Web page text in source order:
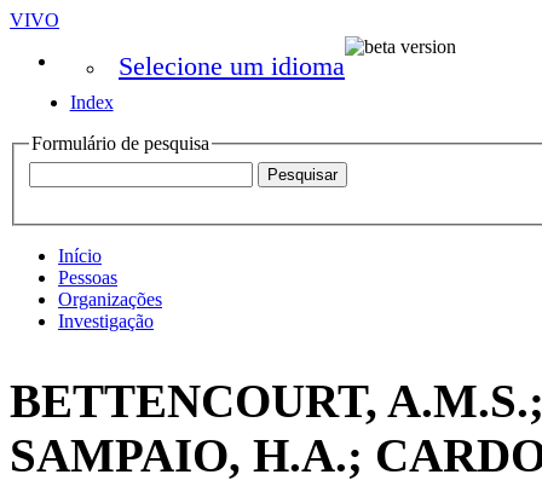
VIVO
Selecione um idioma
Index
Formulário de pesquisa
Início
Pessoas
Organizações
Investigação
BETTENCOURT,
SAMPAIO, H.A.;